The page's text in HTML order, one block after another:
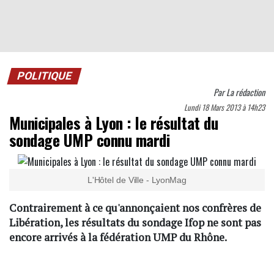
POLITIQUE
ParLa rédaction
Lundi 18 Mars 2013 à 14h23
Municipales à Lyon : le résultat du
sondage UMP connu mardi
L'Hôtel de Ville - LyonMag
Contrairement à ce qu'annonçaient nos confrères de
Libération, les résultats du sondage Ifop ne sont pas
encore arrivés à la fédération UMP du Rhône.